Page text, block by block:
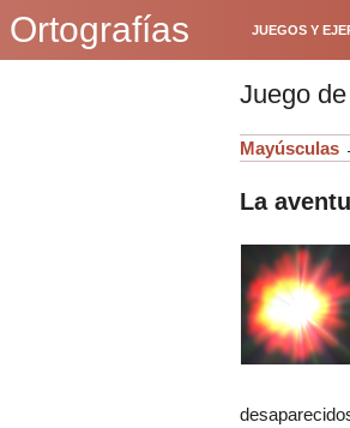
Ortografías JUEGOS Y
Juego
Mayúsculas
La